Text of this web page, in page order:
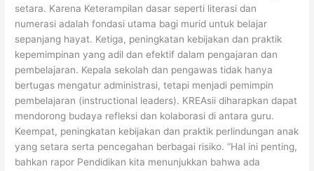
setara. Karena Keterampilan dasar seperti literasi dan
numerasi adalah fondasi utama bagi murid untuk belajar
sepanjang hayat. Ketiga, peningkatan kebijakan dan praktik
kepemimpinan yang adil dan efektif dalam pengajaran dan
pembelajaran. Kepala sekolah dan pengawas tidak hanya
bertugas mengatur administrasi, tetapi menjadi pemimpin
pembelajaran (instructional leaders). KREAsii diharapkan dapat
mendorong budaya refleksi dan kolaborasi di antara guru.
Keempat, peningkatan kebijakan dan praktik perlindungan anak
yang setara serta pencegahan berbagai risiko. “Hal ini penting,
bahkan rapor Pendidikan kita menunjukkan bahwa ada